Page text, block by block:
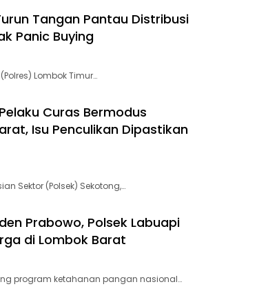
Tangan Pantau Distribusi
Panic Buying
Lombok Timur…
Curas Bermodus
Isu Penculikan Dipastikan
Sektor (Polsek) Sekotong,…
Prabowo, Polsek Labuapi
di Lombok Barat
program ketahanan pangan nasional…